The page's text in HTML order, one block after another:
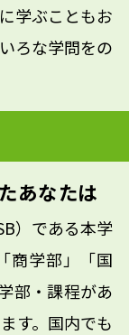
学ぶこともお
ろな学問をの
あなたは
）である本学
商学部」「国
部・課程があ
す。国内でも